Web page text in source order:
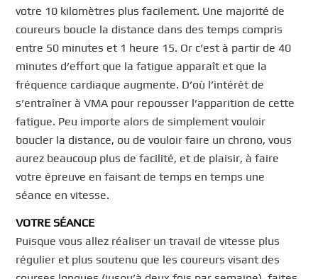
votre 10 kilomètres plus facilement. Une majorité de
coureurs boucle la distance dans des temps compris
entre 50 minutes et 1 heure 15. Or c’est à partir de 40
minutes d’effort que la fatigue apparaît et que la
fréquence cardiaque augmente. D’où l’intérêt de
s’entraîner à VMA pour repousser l’apparition de cette
fatigue. Peu importe alors de simplement vouloir
boucler la distance, ou de vouloir faire un chrono, vous
aurez beaucoup plus de facilité, et de plaisir, à faire
votre épreuve en faisant de temps en temps une
séance en vitesse.
VOTRE SÉANCE
Puisque vous allez réaliser un travail de vitesse plus
régulier et plus soutenu que les coureurs visant des